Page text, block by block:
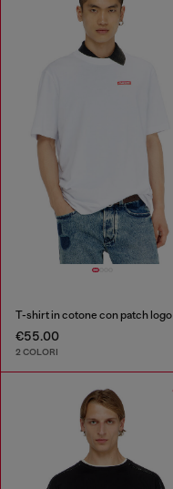
T-shirt in cotone con patch logo
€55.00
2 COLORI